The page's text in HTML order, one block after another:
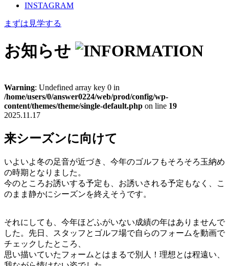
INSTAGRAM
まずは見学する
お知らせ
Warning: Undefined array key 0 in
/home/users/0/answer0224/web/prod/config/wp-
content/themes/theme/single-default.php on line 19
2025.11.17
来シーズンに向けて
いよいよ冬の足音が近づき、今年のゴルフもそろそろ玉納め
の時期となりました。
今のところお誘いする予定も、お誘いされる予定もなく、こ
のまま静かにシーズンを終えそうです。
それにしても、今年ほどふがいない成績の年はありませんで
した。先日、スタッフとゴルフ場で自らのフォームを動画で
チェックしたところ、
思い描いていたフォームとはまるで別人！理想とは程遠い、